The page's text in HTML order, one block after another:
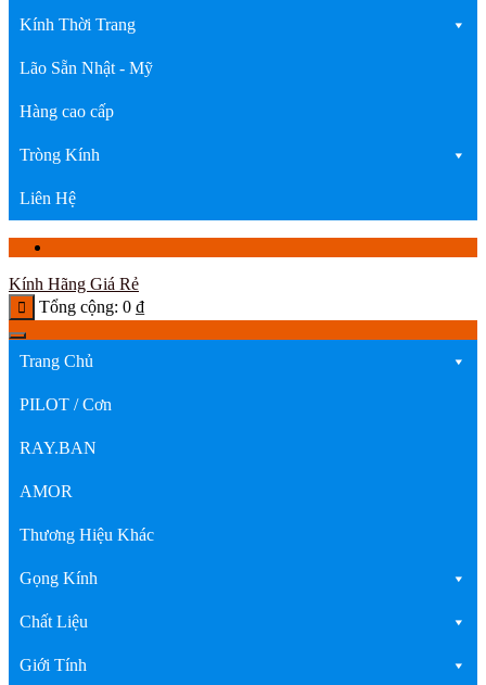
Kính Thời Trang
Lão Sẵn Nhật - Mỹ
Hàng cao cấp
Tròng Kính
Liên Hệ
Kính Hãng Giá Rẻ
Tổng cộng: 0 ₫
Trang Chủ
PILOT / Cơn
RAY.BAN
AMOR
Thương Hiệu Khác
Gọng Kính
Chất Liệu
Giới Tính